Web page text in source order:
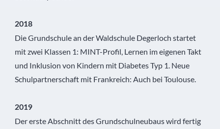
2018
Die Grundschule an der Waldschule Degerloch startet
mit zwei Klassen 1: MINT-Profil, Lernen im eigenen Takt
und Inklusion von Kindern mit Diabetes Typ 1. Neue
Schulpartnerschaft mit Frankreich: Auch bei Toulouse.
2019
Der erste Abschnitt des Grundschulneubaus wird fertig